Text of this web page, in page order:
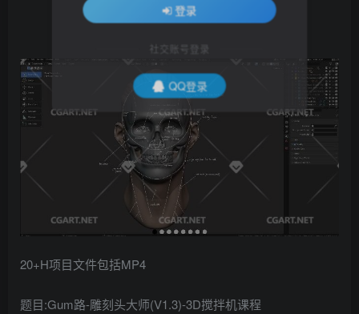
20+H项目文件包括MP4
题目:Gum路-雕刻头大师(V1.3)-3D搅拌机课程
登录
社交账号登录
QQ登录